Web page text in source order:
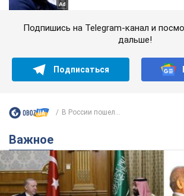
Подпишись на Telegram-канал и
дальше!
Подписаться
В России пошел...
Важное